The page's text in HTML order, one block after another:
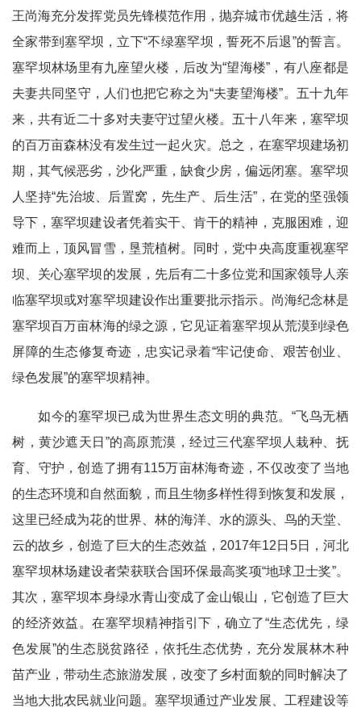
王尚海充分发挥党员先锋模范作用，抛弃城市优越生活，将
全家带到塞罕坝，立下“不绿塞罕坝，誓死不后退”的誓言。
塞罕坝林场里有九座望火楼，后改为“望海楼”，有八座都是
夫妻共同坚守，人们也把它称之为“夫妻望海楼”。五十九年
来，共有近二十多对夫妻守过望火楼。五十八年来，塞罕坝
的百万亩森林没有发生过一起火灾。总之，在塞罕坝建场初
期，其气候恶劣，沙化严重，缺食少房，偏远闭塞。塞罕坝
人坚持“先治坡、后置窝，先生产、后生活”，在党的坚强领
导下，塞罕坝建设者凭着实干、肯干的精神，克服困难，迎
难而上，顶风冒雪，垦荒植树。同时，党中央高度重视塞罕
坝、关心塞罕坝的发展，先后有二十多位党和国家领导人亲
临塞罕坝或对塞罕坝建设作出重要批示指示。尚海纪念林是
塞罕坝百万亩林海的绿之源，它见证着塞罕坝从荒漠到绿色
屏障的生态修复奇迹，忠实记录着“牢记使命、艰苦创业、
绿色发展”的塞罕坝精神。
如今的塞罕坝已成为世界生态文明的典范。“飞鸟无栖
树，黄沙遮天日”的高原荒漠，经过三代塞罕坝人栽种、抚
育、守护，创造了拥有115万亩林海奇迹，不仅改变了当地
的生态环境和自然面貌，而且生物多样性得到恢复和发展，
这里已经成为花的世界、林的海洋、水的源头、鸟的天堂、
云的故乡，创造了巨大的生态效益，2017年12日5日，河北
塞罕坝林场建设者荣获联合国环保最高奖项“地球卫士奖”。
其次，塞罕坝本身绿水青山变成了金山银山，它创造了巨大
的经济效益。在塞罕坝精神指引下，确立了“生态优先，绿
色发展”的生态脱贫路径，依托生态优势，充分发展林木种
苗产业，带动生态旅游发展，改变了乡村面貌的同时解决了
当地大批农民就业问题。塞罕坝通过产业发展、工程建设等